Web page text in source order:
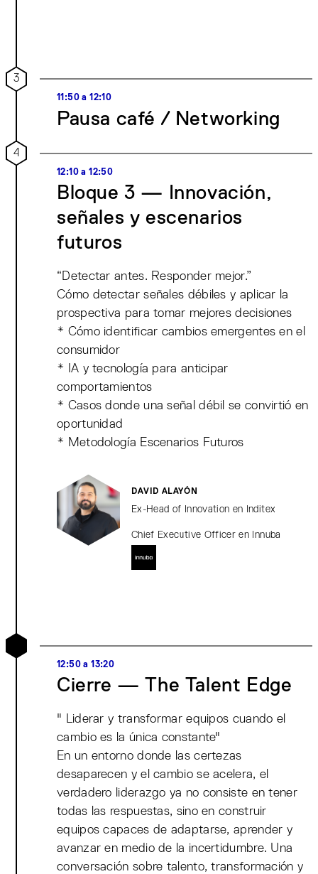
3
11:50 a 12:10
Pausa café / Networking
4
12:10 a 12:50
Bloque 3 — Innovación,
señales y escenarios
futuros
“Detectar antes. Responder mejor.”
Cómo detectar señales débiles y aplicar la
prospectiva para tomar mejores decisiones
* Cómo identificar cambios emergentes en el
consumidor
* IA y tecnología para anticipar
comportamientos
* Casos donde una señal débil se convirtió en
oportunidad
* Metodología Escenarios Futuros
DAVID ALAYÓN
Ex-Head of Innovation en Inditex
Chief Executive Officer en Innuba
12:50 a 13:20
Cierre — The Talent Edge
" Liderar y transformar equipos cuando el
cambio es la única constante"
En un entorno donde las certezas
desaparecen y el cambio se acelera, el
verdadero liderazgo ya no consiste en tener
todas las respuestas, sino en construir
equipos capaces de adaptarse, aprender y
avanzar en medio de la incertidumbre. Una
conversación sobre talento, transformación y